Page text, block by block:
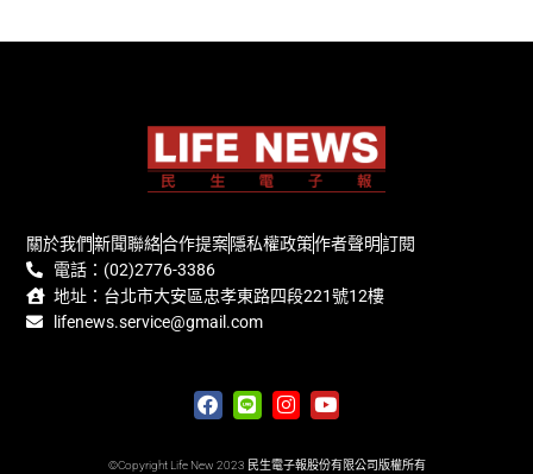
關於我們新聞聯絡合作提案隱私權政策作者聲明訂閱
電話：(02)2776-3386
地址：台北市大安區忠孝東路四段221號12樓
lifenews.service@gmail.com
©Copyright Life New 2023 民生電子報股份有限公司版權所有